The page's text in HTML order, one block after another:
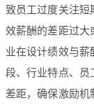
致员工过度关注短
效薪酬的差距过大
业在设计绩效与薪
段、行业特点、员
差距，确保激励机